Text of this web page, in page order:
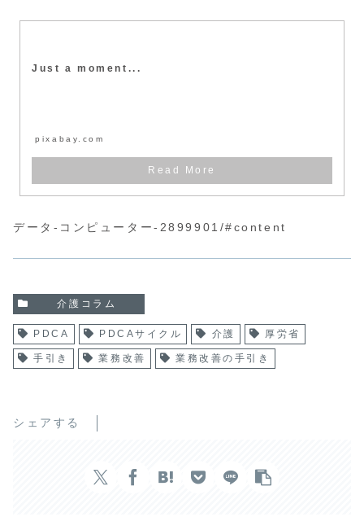
Just a moment...
pixabay.com
データ-コンピューター-2899901/#content
介護コラム
PDCA PDCAサイクル 介護 厚労省
手引き 業務改善 業務改善の手引き
シェアする